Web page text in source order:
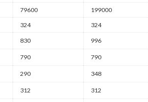
79600 199000
324 324
830 996
790 790
290 348
312 312